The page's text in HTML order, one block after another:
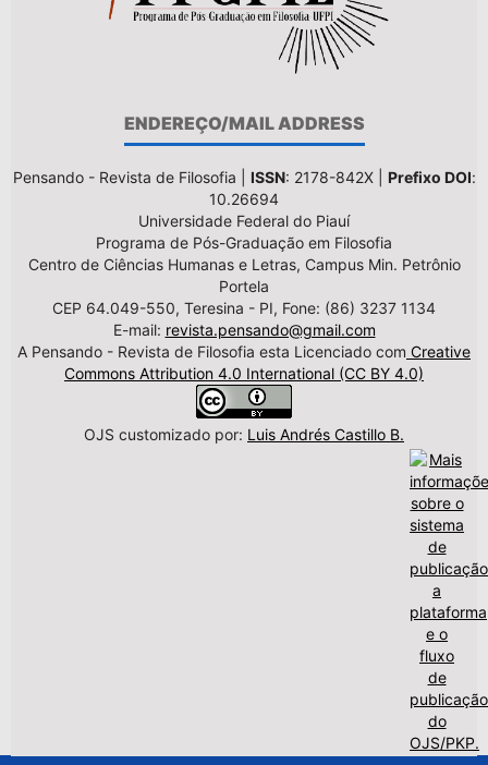
ENDEREÇO/MAIL ADDRESS
Pensando - Revista de Filosofia | ISSN: 2178-842X | Prefixo DOI:
10.26694
Universidade Federal do Piauí
Programa de Pós-Graduação em Filosofia
Centro de Ciências Humanas e Letras, Campus Min. Petrônio
Portela
CEP 64.049-550, Teresina - PI, Fone: (86) 3237 1134
E-mail: revista.pensando@gmail.com
A Pensando - Revista de Filosofia esta Licenciado com Creative
Commons Attribution 4.0 International (CC BY 4.0)
OJS customizado por: Luis Andrés Castillo B.